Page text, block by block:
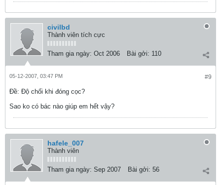
civilbd
Thành viên tích cực
Tham gia ngày: Oct 2006 Bài gởi: 110
#9
05-12-2007, 03:47 PM
Ðề: Độ chối khi đóng cọc?
Sao ko có bác nào giúp em hết vậy?
hafele_007
Thành viên
Tham gia ngày: Sep 2007 Bài gởi: 56